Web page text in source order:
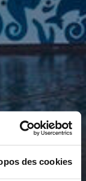
des cookies